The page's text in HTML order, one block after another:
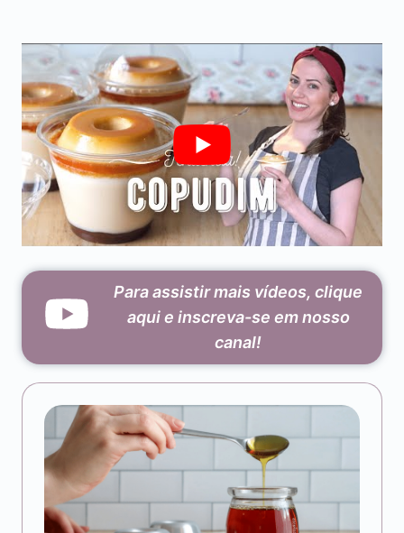
Para assistir mais vídeos, clique
aqui e inscreva-se em nosso
canal!